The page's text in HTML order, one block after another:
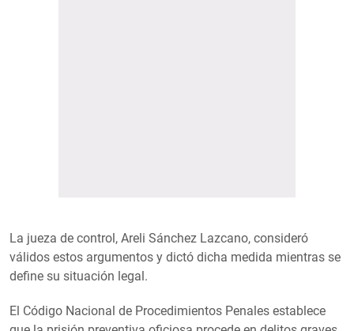
La jueza de control, Areli Sánchez Lazcano, consideró
válidos estos argumentos y dictó dicha medida mientras se
define su situación legal.
El Código Nacional de Procedimientos Penales establece